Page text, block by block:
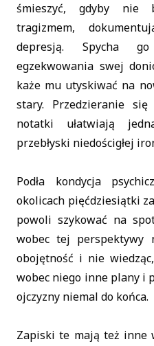
śmieszyć, gdyby nie
tragizmem,
depresją. Spycha
egzekwowania swej
każe mu utyskiwać na
stary. Przedzieranie
notatki ułatwiają
przebłyski niedościgłej
Podła kondycja
okolicach pięćdziesiątki
powoli szykować na
wobec tej perspektywy
obojętność i nie
wobec niego inne plany i
ojczyzny niemal do końca.
Zapiski te mają też inne